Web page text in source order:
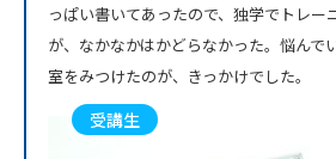
っぱい書いてあったので、独学でトレー
が、なかなかはかどらなかった。悩んで
室をみつけたのが、きっかけでした。
受講生